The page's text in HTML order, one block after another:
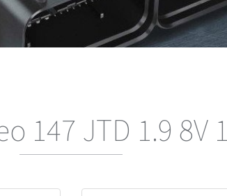
147 JTD 1.9 8V